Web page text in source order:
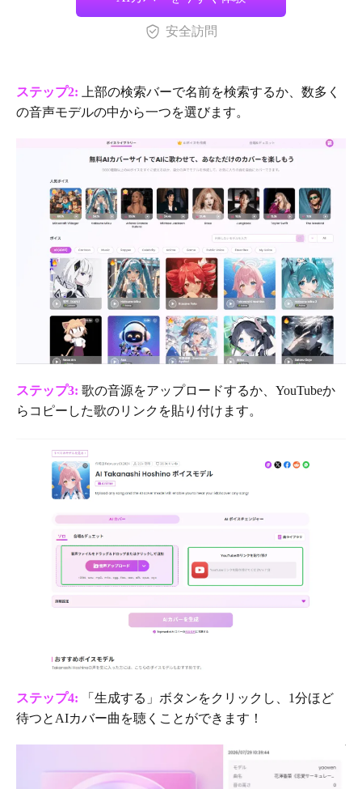
安全訪問
ステップ2: 上部の検索バーで名前を検索するか、数多く
の音声モデルの中から一つを選びます。
ステップ3: 歌の音源をアップロードするか、YouTubeか
らコピーした歌のリンクを貼り付けます。
ステップ4: 「生成する」ボタンをクリックし、1分ほど
待つとAIカバー曲を聴くことができます！